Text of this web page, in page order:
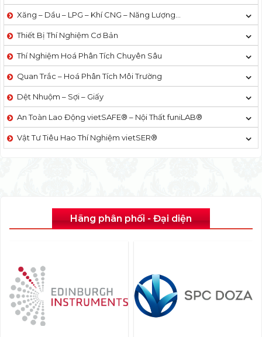
Xăng – Dầu – LPG – Khí CNG – Năng Lượng…
Thiết Bị Thí Nghiệm Cơ Bản
Thí Nghiệm Hoá Phân Tích Chuyên Sâu
Quan Trắc – Hoá Phân Tích Môi Trường
Dệt Nhuộm – Sợi – Giấy
An Toàn Lao Động vietSAFE® – Nội Thất funiLAB®
Vật Tư Tiêu Hao Thí Nghiệm vietSER®
Hãng phân phối - Đại diện